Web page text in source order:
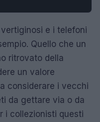
e i telefoni
Quello che un
ritrovato della
un valore
considerare i vecchi
da gettare via o da
i collezionisti questi